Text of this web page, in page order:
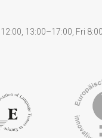
13:00–17:00, Fri